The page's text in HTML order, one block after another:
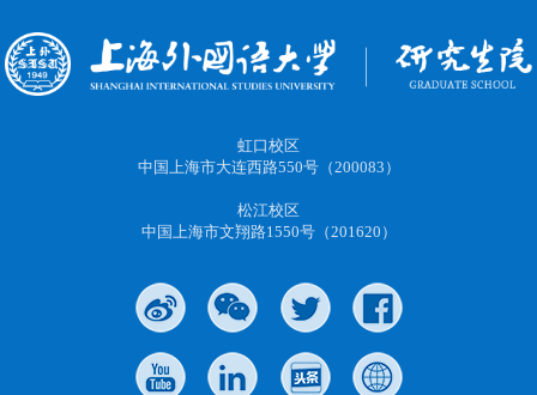
虹口校区
中国上海市大连西路550号（200083）
松江校区
中国上海市文翔路1550号（201620）